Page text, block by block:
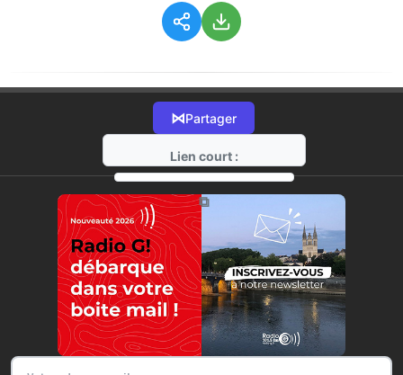
⋈Partager
Lien court :
https://radio-g.fr?1714
⧉